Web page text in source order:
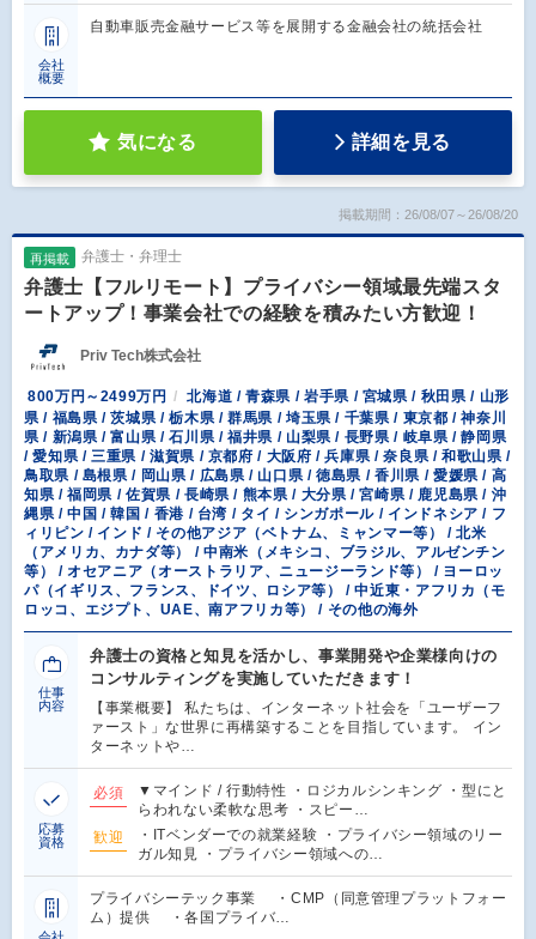
会社
概要
自動車販売金融サービス等を展開する金融会社の統括会社
気になる 詳細を見る
掲載期間：26/08/07～26/08/20
再掲載 弁護士・弁理士
弁護士【フルリモート】プライバシー領域最先端スタ
ートアップ！事業会社での経験を積みたい方歓迎！
Priv Tech株式会社
800万円～2499万円
北海道 / 青森県 / 岩手県 / 宮城県 / 秋田県 / 山形
県 / 福島県 / 茨城県 / 栃木県 / 群馬県 / 埼玉県 / 千葉県 / 東京都 / 神奈川
県 / 新潟県 / 富山県 / 石川県 / 福井県 / 山梨県 / 長野県 / 岐阜県 / 静岡県
/ 愛知県 / 三重県 / 滋賀県 / 京都府 / 大阪府 / 兵庫県 / 奈良県 / 和歌山県 /
鳥取県 / 島根県 / 岡山県 / 広島県 / 山口県 / 徳島県 / 香川県 / 愛媛県 / 高
知県 / 福岡県 / 佐賀県 / 長崎県 / 熊本県 / 大分県 / 宮崎県 / 鹿児島県 / 沖
縄県 / 中国 / 韓国 / 香港 / 台湾 / タイ / シンガポール / インドネシア / フ
ィリピン / インド / その他アジア（ベトナム、ミャンマー等） / 北米
（アメリカ、カナダ等） / 中南米（メキシコ、ブラジル、アルゼンチン
等） / オセアニア（オーストラリア、ニュージーランド等） / ヨーロッ
パ（イギリス、フランス、ドイツ、ロシア等） / 中近東・アフリカ（モ
ロッコ、エジプト、UAE、南アフリカ等） / その他の海外
仕事
内容
弁護士の資格と知見を活かし、事業開発や企業様向けの
コンサルティングを実施していただきます！
【事業概要】 私たちは、インターネット社会を「ユーザーフ
ァースト」な世界に再構築することを目指しています。 イン
ターネットや…
応募
資格
必須
▼マインド / 行動特性 ・ロジカルシンキング ・型にと
らわれない柔軟な思考 ・スピー…
歓迎
・ITベンダーでの就業経験 ・プライバシー領域のリー
ガル知見 ・プライバシー領域への…
プライバシーテック事業 ・CMP（同意管理プラットフォー
ム）提供 ・各国プライバ…